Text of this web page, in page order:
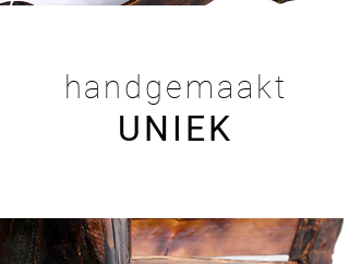
handgemaakt
UNIEK